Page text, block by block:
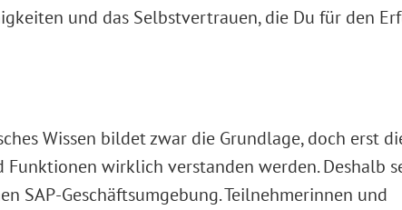
und das Selbstvertrauen, die Du für den
Wissen bildet zwar die Grundlage, doch erst
Funktionen wirklich verstanden werden. Deshalb
SAP-Geschäftsumgebung. Teilnehmerinnen und